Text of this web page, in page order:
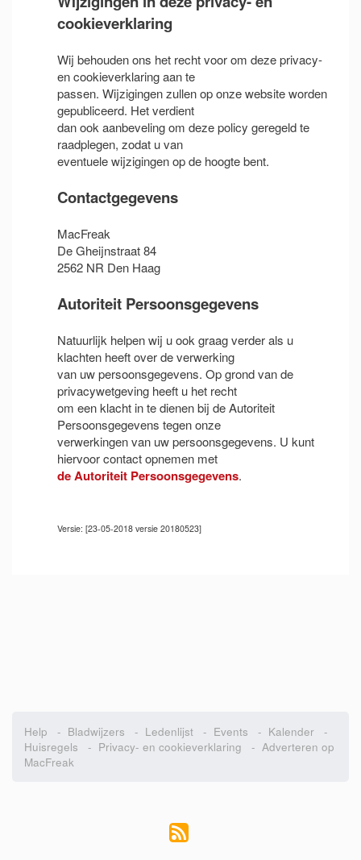
cookieverklaring
Wij behouden ons het recht voor om deze privacy-
en cookieverklaring aan te
passen. Wijzigingen zullen op onze website worden
gepubliceerd. Het verdient
dan ook aanbeveling om deze policy geregeld te
raadplegen, zodat u van
eventuele wijzigingen op de hoogte bent.
Contactgegevens
MacFreak
De Gheijnstraat 84
2562 NR Den Haag
Autoriteit Persoonsgegevens
Natuurlijk helpen wij u ook graag verder als u
klachten heeft over de verwerking
van uw persoonsgegevens. Op grond van de
privacywetgeving heeft u het recht
om een klacht in te dienen bij de Autoriteit
Persoonsgegevens tegen onze
verwerkingen van uw persoonsgegevens. U kunt
hiervoor contact opnemen met
de Autoriteit Persoonsgegevens.
Versie: [23-05-2018 versie 20180523]
Help - Bladwijzers - Ledenlijst - Events - Kalender -
Huisregels - Privacy- en cookieverklaring - Adverteren op
MacFreak